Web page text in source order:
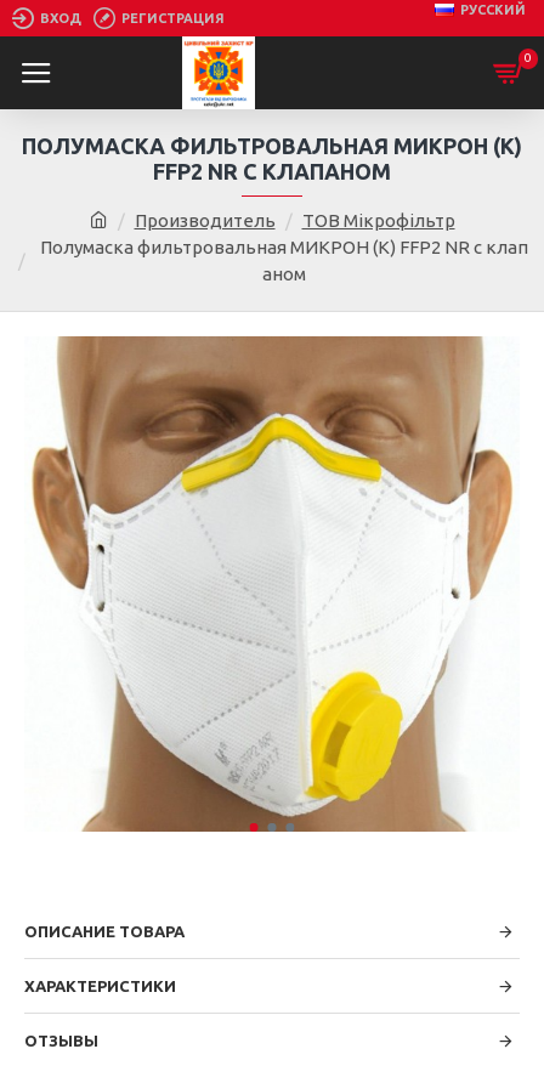
ВХОД РЕГИСТРАЦИЯ
РУССКИЙ
0
Производитель
ТОВ Мікрофільтр
Полумаска фильтровальная МИКРОН (К) FFP2 NR с клап
аном
ПОЛУМАСКА ФИЛЬТРОВАЛЬНАЯ МИКРОН (К)
FFP2 NR С КЛАПАНОМ
ОПИСАНИЕ ТОВАРА
ХАРАКТЕРИСТИКИ
ОТЗЫВЫ